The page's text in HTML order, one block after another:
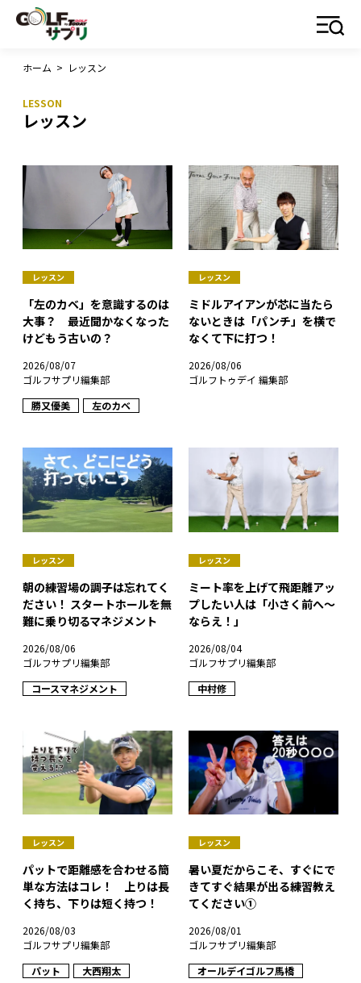
ホーム > レッスン
レッスン
レッスン
「左のカベ」を意識するのは
大事？ 最近聞かなくなった
けどもう古いの？
2026/08/07
ゴルフサプリ編集部
勝又優美
左のカベ
レッスン
ミドルアイアンが芯に当たら
ないときは「パンチ」を横で
なくて下に打つ！
2026/08/06
ゴルフトゥデイ 編集部
レッスン
朝の練習場の調子は忘れてく
ださい！ スタートホールを無
難に乗り切るマネジメント
2026/08/06
ゴルフサプリ編集部
コースマネジメント
レッスン
ミート率を上げて飛距離アッ
プしたい人は「小さく前へ～
ならえ！」
2026/08/04
ゴルフサプリ編集部
中村修
レッスン
パットで距離感を合わせる簡
単な方法はコレ！ 上りは長
く持ち、下りは短く持つ！
2026/08/03
ゴルフサプリ編集部
パット
大西翔太
レッスン
暑い夏だからこそ、すぐにで
きてすぐ結果が出る練習教え
てください①
2026/08/01
ゴルフサプリ編集部
オールデイゴルフ馬橋